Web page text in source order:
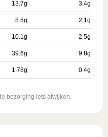
13.7g 3.4g
8.5g 2.1g
10.1g 2.5g
39.6g 9.8g
1.78g 0.4g
bezorging iets afwijken.